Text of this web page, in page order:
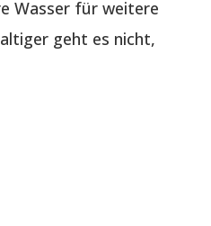
Wasser für weitere
geht es nicht,